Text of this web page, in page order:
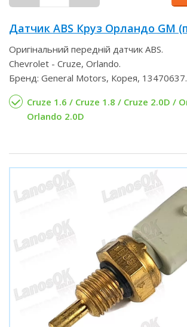
Датчик ABS Круз Орландо GM
Оригінальний передній датчик ABS.
Chevrolet - Cruze, Orlando.
Бренд: General Motors, Корея, 13470637.
Cruze 1.6 / Cruze 1.8 / Cruze 2.0D /
Orlando 2.0D